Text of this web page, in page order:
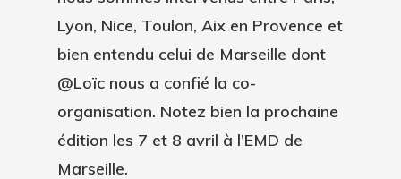
Lyon, Nice, Toulon, Aix en Provence et
bien entendu celui de Marseille dont
@Loïc nous a confié la co-
organisation. Notez bien la prochaine
édition les 7 et 8 avril à l’EMD de
Marseille.